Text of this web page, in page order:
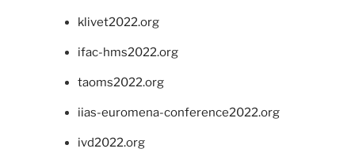
klivet2022.org
ifac-hms2022.org
taoms2022.org
iias-euromena-conference2022.org
ivd2022.org